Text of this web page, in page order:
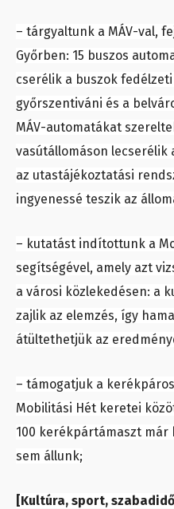
– tárgyaltunk a MÁV-val,
Győrben: 15 buszos
cserélik a buszok
győrszentiváni és a
MÁV-automatákat
vasútállomáson lecserélik
az utastájékoztatási
ingyenessé teszik az
– kutatást indítottunk a
segítségével, amely azt
a városi közlekedésen: a
zajlik az elemzés, így
átültethetjük az
– támogatjuk a
Mobilitási Hét keretei
100 kerékpártámaszt
sem állunk;
[Kultúra, sport,